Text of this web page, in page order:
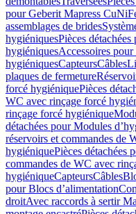
pour Geberit Mapress
assemblages de brides
hygiéniquesPièces
hygiéniquesAccessoires
hygiéniquesCapteursCâbles
plaques de fermeture
forcé hygiéniquePièces
WC avec rinçage forcé
rinçage forcé hygiénique
détachées pour Modules
réservoirs et commandes de
hygiéniquePièces détachées
commandes de WC avec
hygiéniqueCapteursCâbles
pour Blocs d’alimentation
droitAvec raccords à sertir